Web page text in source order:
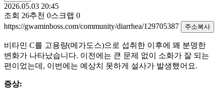
2026.05.03 20:45
조회 26추천 0스크랩 0
https://gwaminboss.com/community/diarrhea/129705387
주소복사
비타민 C를 고용량(메가도스)으로 섭취한 이후에 꽤 분명한
변화가 나타났습니다. 이전에는 큰 문제 없이 소화가 잘 되는
편이었는데, 이번에는 예상치 못하게 설사가 발생했어요.
증상: